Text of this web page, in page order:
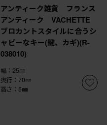
アンティーク雑貨 フランス
アンティーク VACHETTE
ブロカントスタイルに合うシ
ャビーなキー(鍵、カギ)(R-
038010)
幅：25㎜
奥行：70㎜
高さ：5㎜